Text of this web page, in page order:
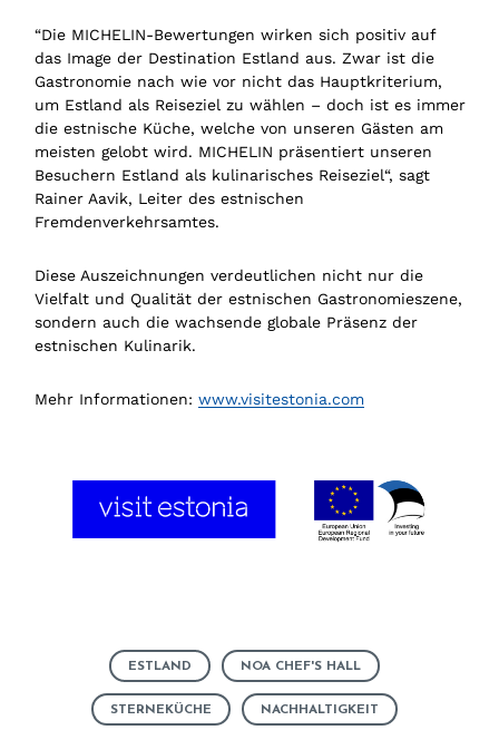
“Die MICHELIN-Bewertungen wirken sich positiv auf
das Image der Destination Estland aus. Zwar ist die
Gastronomie nach wie vor nicht das Hauptkriterium,
um Estland als Reiseziel zu wählen – doch ist es immer
die estnische Küche, welche von unseren Gästen am
meisten gelobt wird. MICHELIN präsentiert unseren
Besuchern Estland als kulinarisches Reiseziel“, sagt
Rainer Aavik, Leiter des estnischen
Fremdenverkehrsamtes.
Diese Auszeichnungen verdeutlichen nicht nur die
Vielfalt und Qualität der estnischen Gastronomieszene,
sondern auch die wachsende globale Präsenz der
estnischen Kulinarik.
Mehr Informationen: www.visitestonia.com
ESTLAND NOA CHEF'S HALL
STERNEKÜCHE NACHHALTIGKEIT